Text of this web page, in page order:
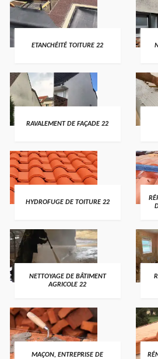
ETANCHÉITÉ TOITURE 22
RAVALEMENT DE FAÇADE 22
HYDROFUGE DE TOITURE 22
NETTOYAGE DE BÂTIMENT
AGRICOLE 22
MAÇON, ENTREPRISE DE